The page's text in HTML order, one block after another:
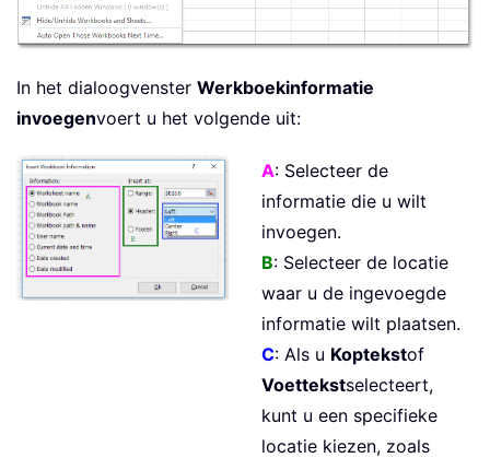
In het dialoogvenster Werkboekinformatie
invoegenvoert u het volgende uit:
A: Selecteer de
informatie die u wilt
invoegen.
B: Selecteer de locatie
waar u de ingevoegde
informatie wilt plaatsen.
C: Als u Koptekstof
Voettekstselecteert,
kunt u een specifieke
locatie kiezen, zoals